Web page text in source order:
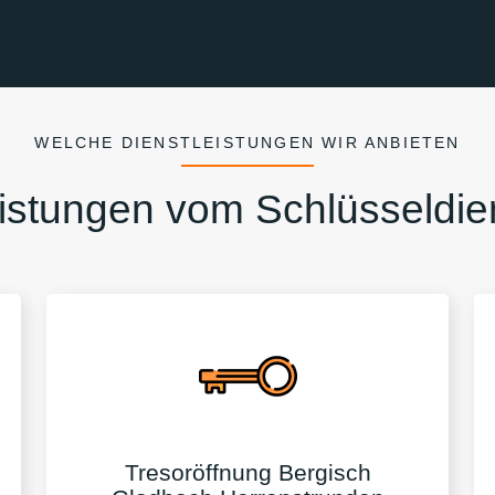
WELCHE DIENSTLEISTUNGEN WIR ANBIETEN
vom
Tresoröffnung Bergisch